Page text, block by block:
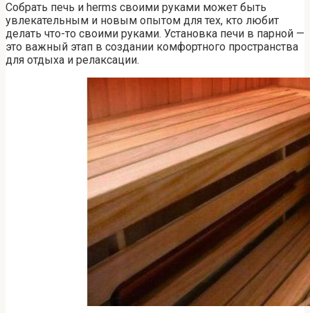
Собрать печь и herms своими руками может быть
увлекательным и новым опытом для тех, кто любит
делать что-то своими руками. Установка печи в парной —
это важный этап в создании комфортного пространства
для отдыха и релаксации.